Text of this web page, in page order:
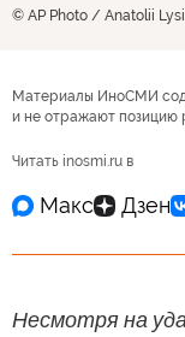
© AP Photo / Anatolii
Материалы ИноСМИ
и не отражают
Читать inosmi.ru в
Несмотря на